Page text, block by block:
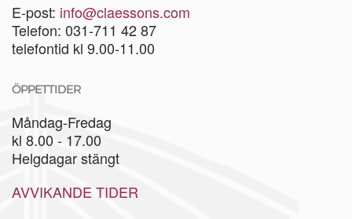
E-post: info@claessons.com
Telefon: 031-711 42 87
telefontid kl 9.00-11.00
ÖPPETTIDER
Måndag-Fredag
kl 8.00 - 17.00
Helgdagar stängt
AVVIKANDE TIDER